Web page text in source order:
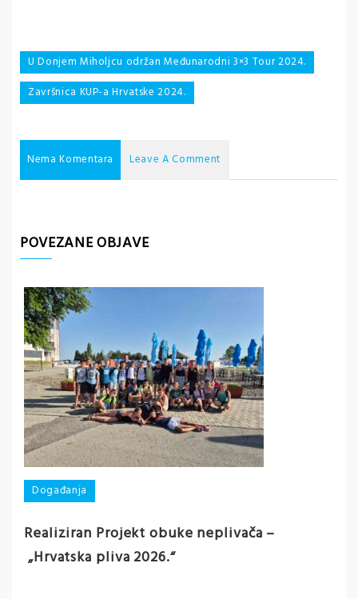
Navigacija
objava
U Donjem Miholjcu održan Međunarodni 3×3 Tour 2024.
Završnica KUP-a Hrvatske 2024.
Nema Komentara Leave A Comment
POVEZANE OBJAVE
Događanja
Realiziran Projekt obuke neplivača –
„Hrvatska pliva 2026.“